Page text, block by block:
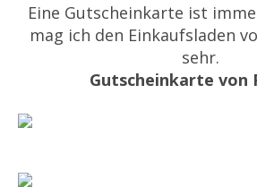
Eine Gutscheinkarte ist
mag ich den Einkaufsladen
sehr.
Gutscheinkarte von